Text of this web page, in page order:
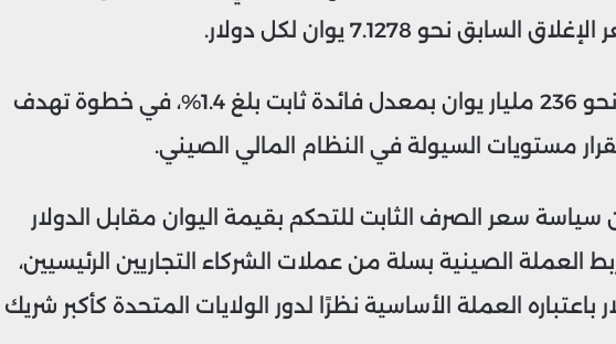
نحو 7.1278 يوان لكل دولار.
كما قام البنك بضخ نحو 236 مليار يوان بمعدل فائدة ثابت بلغ 1.4%، في خطوة تهدف
مستويات السيولة في النظام المالي الصيني.
سعر الصرف الثابت للتحكم بقيمة اليوان مقابل الدولار
العملة الصينية بسلة من عملات الشركاء التجاريين الرئيسيين،
باعتباره العملة الأساسية نظرًا لدور الولايات المتحدة كأكبر شريك